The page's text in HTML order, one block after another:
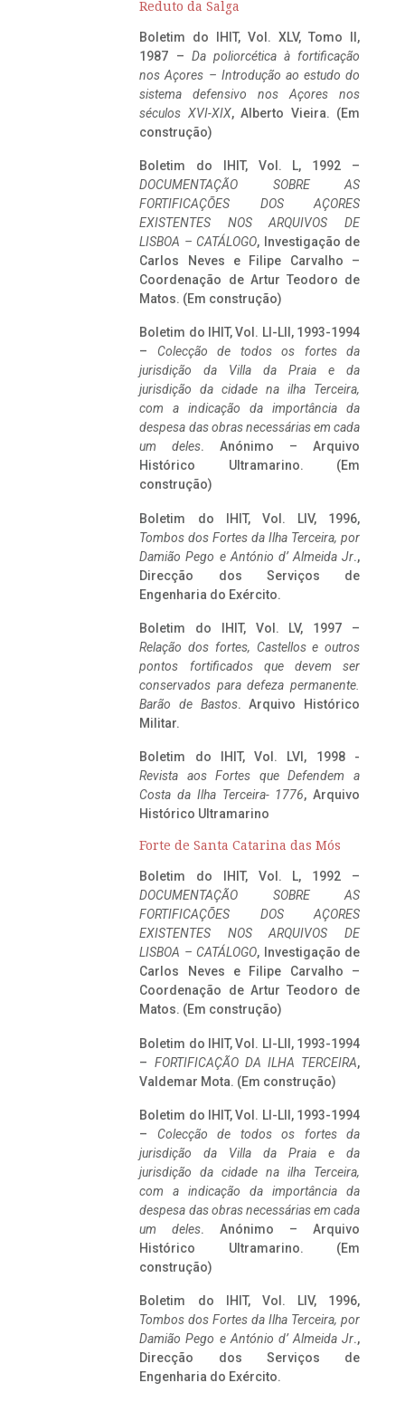
Reduto da Salga
Boletim do IHIT, Vol. XLV, Tomo II,
1987 – Da poliorcética à fortificação
nos Açores – Introdução ao estudo do
sistema defensivo nos Açores nos
séculos XVI-XIX, Alberto Vieira. (Em
construção)
Boletim do IHIT, Vol. L, 1992 –
DOCUMENTAÇÃO SOBRE AS
FORTIFICAÇÕES DOS AÇORES
EXISTENTES NOS ARQUIVOS DE
LISBOA – CATÁLOGO, Investigação de
Carlos Neves e Filipe Carvalho –
Coordenação de Artur Teodoro de
Matos. (Em construção)
Boletim do IHIT, Vol. LI-LII, 1993-1994
– Colecção de todos os fortes da
jurisdição da Villa da Praia e da
jurisdição da cidade na ilha Terceira,
com a indicação da importância da
despesa das obras necessárias em cada
um deles. Anónimo – Arquivo
Histórico Ultramarino. (Em
construção)
Boletim do IHIT, Vol. LIV, 1996,
Tombos dos Fortes da Ilha Terceira, por
Damião Pego e António d’ Almeida Jr.,
Direcção dos Serviços de
Engenharia do Exército.
Boletim do IHIT, Vol. LV, 1997 –
Relação dos fortes, Castellos e outros
pontos fortificados que devem ser
conservados para defeza permanente.
Barão de Bastos. Arquivo Histórico
Militar.
Boletim do IHIT, Vol. LVI, 1998 -
Revista aos Fortes que Defendem a
Costa da Ilha Terceira- 1776, Arquivo
Histórico Ultramarino
Forte de Santa Catarina das Mós
Boletim do IHIT, Vol. L, 1992 –
DOCUMENTAÇÃO SOBRE AS
FORTIFICAÇÕES DOS AÇORES
EXISTENTES NOS ARQUIVOS DE
LISBOA – CATÁLOGO, Investigação de
Carlos Neves e Filipe Carvalho –
Coordenação de Artur Teodoro de
Matos. (Em construção)
Boletim do IHIT, Vol. LI-LII, 1993-1994
– FORTIFICAÇÃO DA ILHA TERCEIRA,
Valdemar Mota. (Em construção)
Boletim do IHIT, Vol. LI-LII, 1993-1994
– Colecção de todos os fortes da
jurisdição da Villa da Praia e da
jurisdição da cidade na ilha Terceira,
com a indicação da importância da
despesa das obras necessárias em cada
um deles. Anónimo – Arquivo
Histórico Ultramarino. (Em
construção)
Boletim do IHIT, Vol. LIV, 1996,
Tombos dos Fortes da Ilha Terceira, por
Damião Pego e António d’ Almeida Jr.,
Direcção dos Serviços de
Engenharia do Exército.